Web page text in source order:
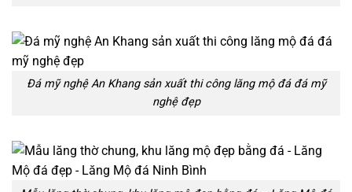
Đá mỹ nghệ An Khang sản xuất thi công lăng mộ đá đá mỹ
nghệ đẹp